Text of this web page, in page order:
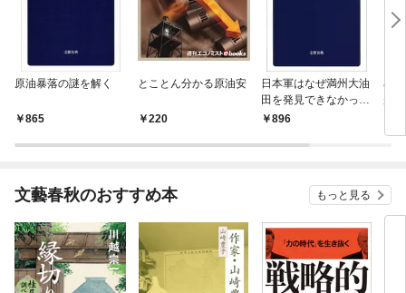
原油暴落の謎を解く
865
とことん分かる原油安
220
日本軍はなぜ満州大油
田を発見できなかった
のか896
石
が
文藝春秋のおすすめ本 もっと見る